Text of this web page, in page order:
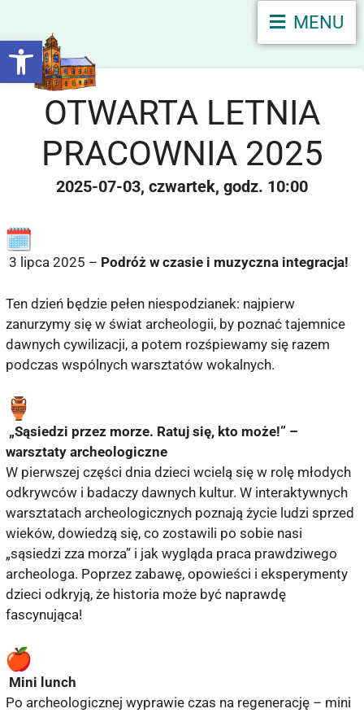
Otwórz pasek narzędzi
MENU
OTWARTA LETNIA
PRACOWNIA 2025
2025-07-03 czwartek 10:00
3 lipca 2025 – Podróż w czasie i muzyczna integracja!
Ten dzień będzie pełen niespodzianek: najpierw
zanurzymy się w świat archeologii, by poznać tajemnice
dawnych cywilizacji, a potem rozśpiewamy się razem
podczas wspólnych warsztatów wokalnych.
„Sąsiedzi przez morze. Ratuj się, kto może!” –
warsztaty archeologiczne
W pierwszej części dnia dzieci wcielą się w rolę młodych
odkrywców i badaczy dawnych kultur. W interaktywnych
warsztatach archeologicznych poznają życie ludzi sprzed
wieków, dowiedzą się, co zostawili po sobie nasi
„sąsiedzi zza morza” i jak wygląda praca prawdziwego
archeologa. Poprzez zabawę, opowieści i eksperymenty
dzieci odkryją, że historia może być naprawdę
fascynująca!
Mini lunch
Po archeologicznej wyprawie czas na regenerację – mini